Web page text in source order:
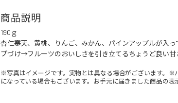
商品説明
190ｇ
杏仁寒天、黄桃、りんご、みかん、パインアップルが入
プづけ→フルーツのおいしさを引き立てるちょうど良い
※写真はイメージです。実物とは異なる場合がございます。※
になっている場合もございます。お手元に届きました商品の表